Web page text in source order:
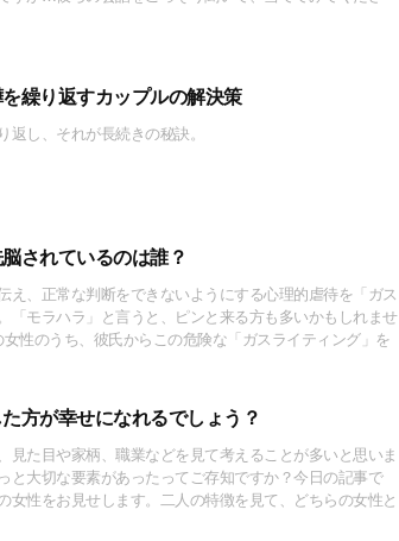
繰り返すカップルの解決策
し、それが長続きの秘訣。
されているのは誰？
え、正常な判断をできないようにする心理的虐待を「ガス
「モラハラ」と言うと、ピンと来る方も多いかもしれませ
性のうち、彼氏からこの危険な「ガスライティング」を
方が幸せになれるでしょう？
見た目や家柄、職業などを見て考えることが多いと思いま
と大切な要素があったってご存知ですか？今日の記事で
女性をお見せします。二人の特徴を見て、どちらの女性と